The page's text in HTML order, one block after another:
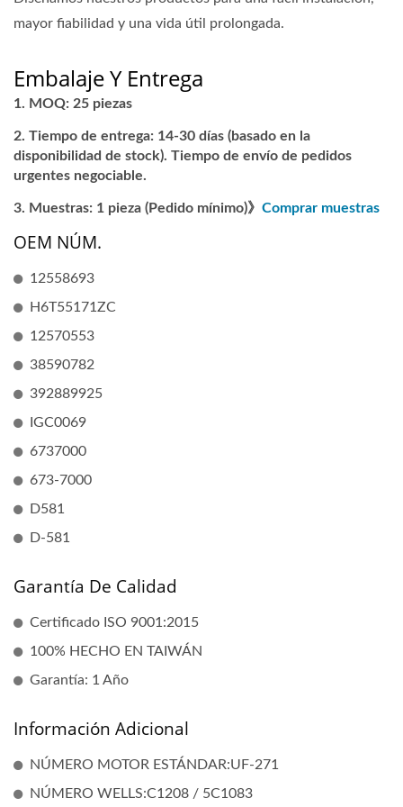
mayor fiabilidad y una vida útil prolongada.
Embalaje Y Entrega
MOQ: 25 piezas
Tiempo de entrega: 14-30 días (basado en la
disponibilidad de stock). Tiempo de envío de pedidos
urgentes negociable.
Muestras: 1 pieza (Pedido mínimo)》 Comprar muestras
OEM NÚM.
12558693
H6T55171ZC
12570553
38590782
392889925
IGC0069
6737000
673-7000
D581
D-581
Garantía De Calidad
Certificado ISO 9001:2015
100% HECHO EN TAIWÁN
Garantía: 1 Año
Información Adicional
NÚMERO MOTOR ESTÁNDAR:UF-271
NÚMERO WELLS:C1208 / 5C1083